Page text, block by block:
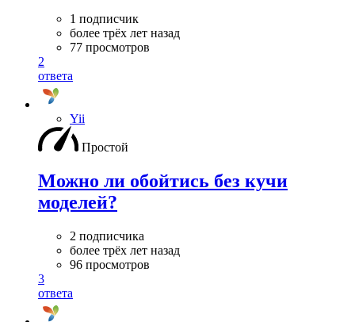
1 подписчик
более трёх лет назад
77 просмотров
2
ответа
Yii
Простой
Можно ли обойтись без кучи
моделей?
2 подписчика
более трёх лет назад
96 просмотров
3
ответа